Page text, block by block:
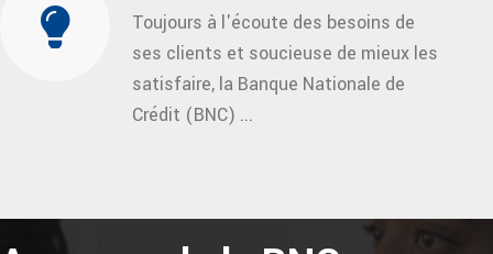
Toujours à l'écoute des besoins de
ses clients et soucieuse de mieux les
satisfaire, la Banque Nationale de
Crédit (BNC) ...